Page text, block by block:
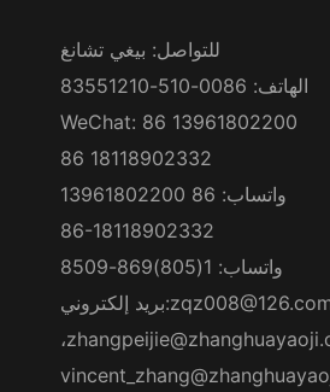
للتواصل: بيغي تشانغ
الهاتف: 0086-510-83551210
WeChat: 86 13961802200
86 18118902332
واتساب: 86 13961802200
86-18118902332
واتساب: 1(805)869-8509
بريد إلكتروني:
،